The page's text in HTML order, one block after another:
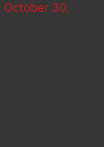
October 30,